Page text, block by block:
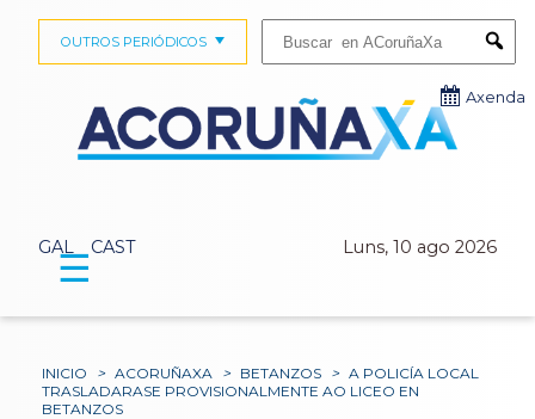
GAL CAST Luns, 10 ago 2026
OUTROS PERIÓDICOS
Axenda
☰
INICIO > ACORUÑAXA > BETANZOS > A POLICÍA LOCAL
TRASLADARASE PROVISIONALMENTE AO LICEO EN
BETANZOS